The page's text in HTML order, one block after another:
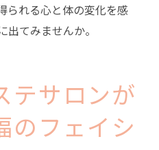
られる心と体の変化を感
出てみませんか。
テサロンが
のフェイシ